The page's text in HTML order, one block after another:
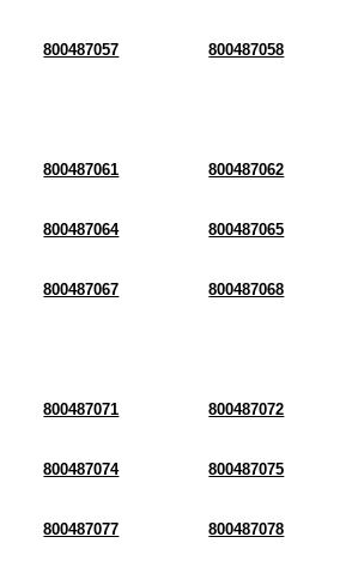
800487057 800487058
800487061 800487062
800487064 800487065
800487067 800487068
800487071 800487072
800487074 800487075
800487077 800487078